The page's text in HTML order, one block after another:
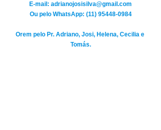
E-mail: adrianojosisilva@gmail.com
Ou pelo WhatsApp: (11) 95448-0984
Orem pelo Pr. Adriano, Josi, Helena, Cecilia e
Tomás.